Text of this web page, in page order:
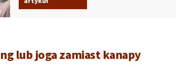
lub joga zamiast kanapy